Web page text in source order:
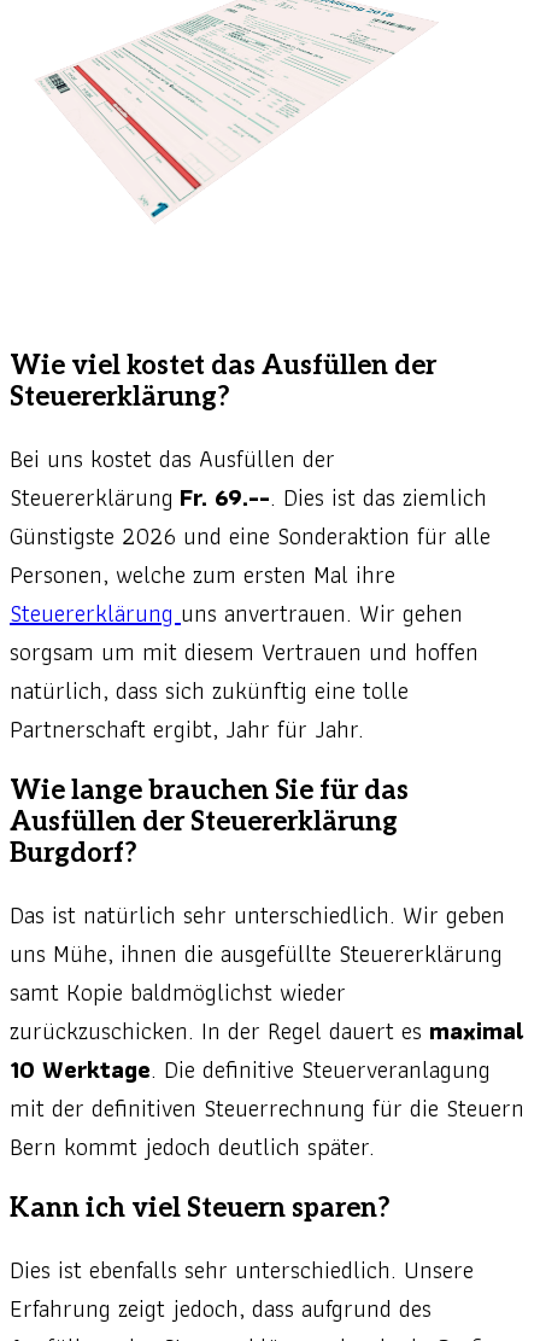
Wie viel kostet das Ausfüllen der
Steuererklärung?
Bei uns kostet das Ausfüllen der
Steuererklärung Fr. 69.--. Dies ist das ziemlich
Günstigste 2026 und eine Sonderaktion für alle
Personen, welche zum ersten Mal ihre
Steuererklärunguns anvertrauen. Wir gehen
sorgsam um mit diesem Vertrauen und hoffen
natürlich, dass sich zukünftig eine tolle
Partnerschaft ergibt, Jahr für Jahr.
Wie lange brauchen Sie für das
Ausfüllen der Steuererklärung
Burgdorf?
Das ist natürlich sehr unterschiedlich. Wir geben
uns Mühe, ihnen die ausgefüllte Steuererklärung
samt Kopie baldmöglichst wieder
zurückzuschicken. In der Regel dauert es maximal
10 Werktage. Die definitive Steuerveranlagung
mit der definitiven Steuerrechnung für die Steuern
Bern kommt jedoch deutlich später.
Kann ich viel Steuern sparen?
Dies ist ebenfalls sehr unterschiedlich. Unsere
Erfahrung zeigt jedoch, dass aufgrund des